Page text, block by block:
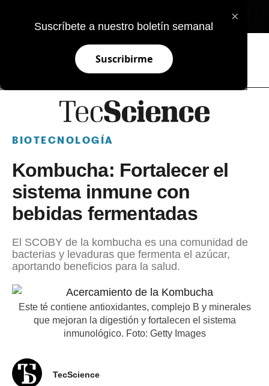
×
Suscríbete a nuestro boletín semanal
Suscribirme
BIOTECNOLOGÍA
Kombucha: Fortalecer el
sistema inmune con
bebidas fermentadas
El SCOBY de la kombucha es una comunidad de
bacterias y levaduras que fermenta el azúcar,
aportando beneficios para la salud.
Este té contiene antioxidantes, complejo B y minerales
que mejoran la digestión y fortalecen el sistema
inmunológico. Foto: Getty Images
TecScience